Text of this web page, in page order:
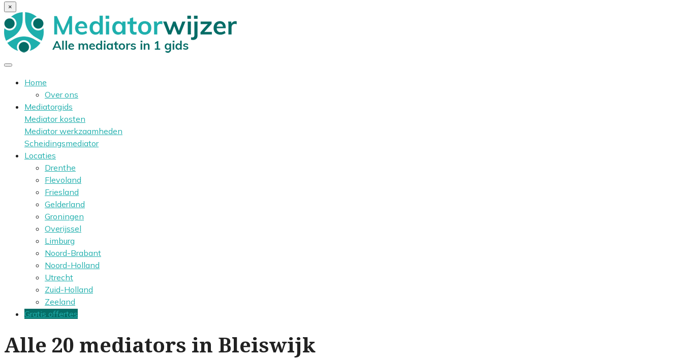
×
Home
Over ons
Mediatorgids
Mediator kosten
Mediator werkzaamheden
Scheidingsmediator
Locaties
Drenthe
Flevoland
Friesland
Gelderland
Groningen
Overijssel
Limburg
Noord-Brabant
Noord-Holland
Utrecht
Zuid-Holland
Zeeland
Gratis offertes
Alle 20 mediators in Bleiswijk